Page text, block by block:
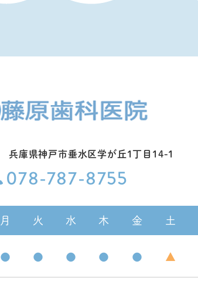
兵庫県神戸市垂水区学が丘1丁目14-1
078-787-8755
月 火 水 木 金 土
● ● ● ● ● ▲